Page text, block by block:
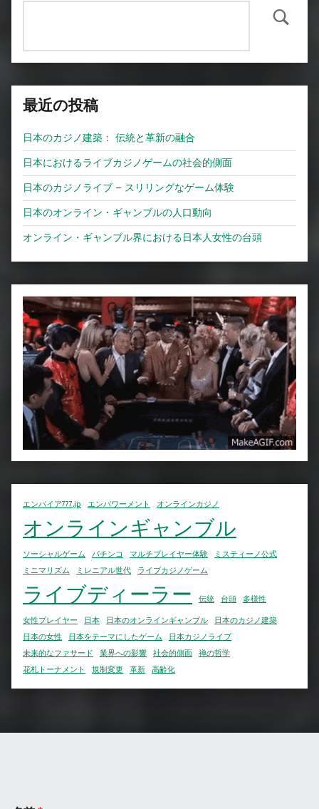
検
最近の投稿
日本のカジノ建築： 伝統と革新の融合
日本におけるライブカジノゲームの社会的側面
日本のカジノライブ – スリリングなゲーム体験
日本のオンライン・ギャンブルの人口動向
オンライン・ギャンブル界における日本人女性の台頭
エンパイア777.jp エンパワーメント オンラインカジノ
オンラインギャンブル
ソーシャルゲーム パチンコ マルチプレイヤー体験
ミスティーノ公式
ミニマリズム
ミレニアル世代 ライブカジノゲーム
ライブディーラー 伝統 台頭 多様性
女性プレイヤー 日本 日本のオンラインギャンブル
日本のカジノ建築
日本の女性
日本をテーマにしたゲーム
日本カジノライブ
未来的なファサード
業界への影響 社会的側面
禅の哲学
花札トーナメント
規制変更 革新 高齢化